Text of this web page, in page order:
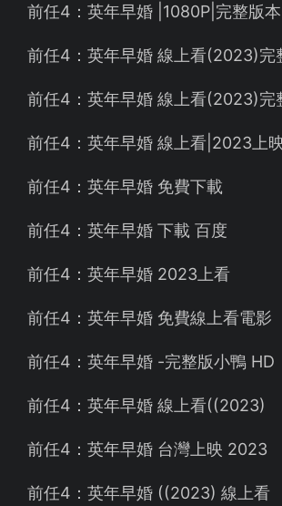
前任4：英年早婚 |1080P|完整版本
前任4：英年早婚 線上看(2023)完
前任4：英年早婚 線上看(2023)完
前任4：英年早婚 線上看|2023上
前任4：英年早婚 免費下載
前任4：英年早婚 下載 百度
前任4：英年早婚 2023上看
前任4：英年早婚 免費線上看電影
前任4：英年早婚 -完整版小鴨 HD
前任4：英年早婚 線上看((2023)
前任4：英年早婚 台灣上映 2023
前任4：英年早婚 ((2023) 線上看